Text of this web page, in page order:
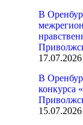
В
17.07.2026
В
конкурса
15.07.2026